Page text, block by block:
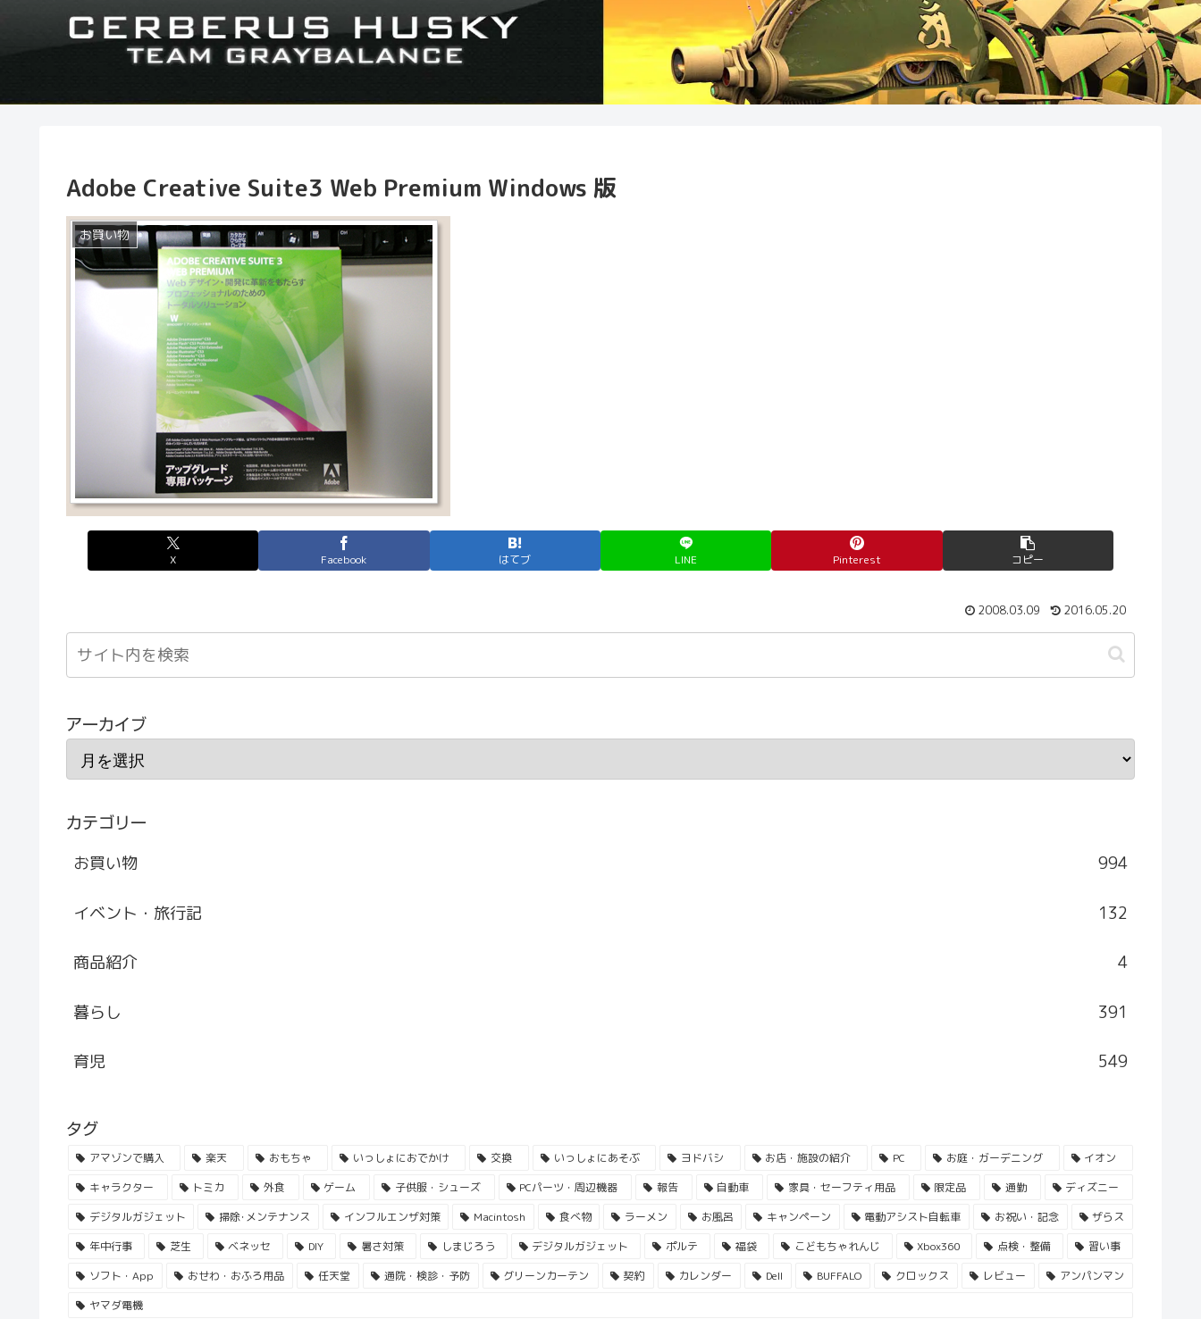
Adobe Creative Suite3 Web Premium Windows 版
お買い物
X Facebook はてブ LINE Pinterest コピー
2008.03.09 2016.05.20
アーカイブ
カテゴリー
お買い物 994
イベント・旅行記 132
商品紹介 4
暮らし 391
育児 549
タグ
アマゾンで購入 楽天 おもちゃ いっしょにおでかけ 交換 いっしょにあそぶ ヨドバシ お店・施設の紹介 PC お庭・ガーデニング
イオン
キャラクター
トミカ 外食 ゲーム 子供服・シューズ PCパーツ・周辺機器 報告 自動車 家具・セーフティ用品 限定品 通勤
ディズニー
デジタルガジェット
掃除･メンテナンス インフルエンザ対策 Macintosh 食べ物 ラーメン お風呂 キャンペーン 電動アシスト自転車 お祝い・記念
ザらス
年中行事
芝生 ベネッセ DIY 暑さ対策 しまじろう デジタルガジェット ポルテ 福袋 こどもちゃれんじ Xbox360 点検・整備
習い事
ソフト・App
おせわ・おふろ用品 任天堂 通院・検診・予防 グリーンカーテン 契約 カレンダー Dell BUFFALO クロックス レビュー
アンパンマン
ヤマダ電機